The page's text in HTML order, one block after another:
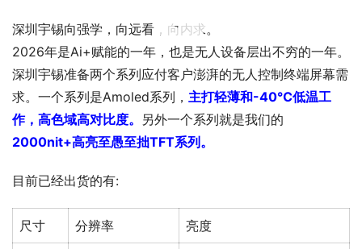
深圳宇锡向强学，向远看，向内求。
2026年是Ai+赋能的一年，也是无人设备层出不穷的一年。
深圳宇锡准备两个系列应付客户澎湃的无人控制终端屏幕需
求。一个系列是Amoled系列， 主打轻薄和-40℃低温工
作，高色域高对比度。 另外一个系列就是我们的
2000nit+高亮至愚至拙TFT系列。
目前已经出货的有:
尺寸 分辨率 亮度